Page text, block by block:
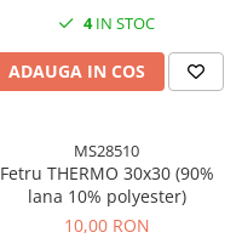
4IN STOC
ADAUGA IN COS
MS28510
Fetru THERMO 30x30 (90%
lana 10% polyester)
10,00 RON